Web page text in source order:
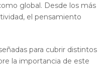
global. Desde los más
el pensamiento
para cubrir distintos
la importancia de este